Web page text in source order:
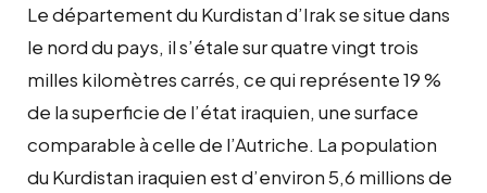
Le département du Kurdistan d’Irak se situe dans
le nord du pays, il s’étale sur quatre vingt trois
milles kilomètres carrés, ce qui représente 19 %
de la superficie de l’état iraquien, une surface
comparable à celle de l’Autriche. La population
du Kurdistan iraquien est d’environ 5,6 millions de